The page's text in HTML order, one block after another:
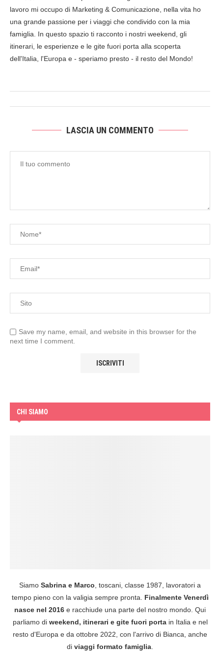
lavoro mi occupo di Marketing & Comunicazione, nella vita ho
una grande passione per i viaggi che condivido con la mia
famiglia. In questo spazio ti racconto i nostri weekend, gli
itinerari, le esperienze e le gite fuori porta alla scoperta
dell'Italia, l'Europa e - speriamo presto - il resto del Mondo!
LASCIA UN COMMENTO
Save my name, email, and website in this browser for the
next time I comment.
CHI SIAMO
Siamo Sabrina e Marco, toscani, classe 1987, lavoratori a
tempo pieno con la valigia sempre pronta. Finalmente Venerdì
nasce nel 2016 e racchiude una parte del nostro mondo. Qui
parliamo di weekend, itinerari e gite fuori portain Italia e nel
resto d'Europa e da ottobre 2022, con l'arrivo di Bianca, anche
di viaggi formato famiglia.